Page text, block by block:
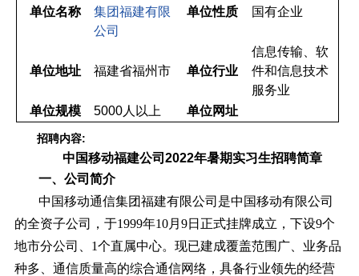
单位名称
集团福建有限
公司
单位性质 国有企业
单位地址 福建省福州市 单位行业
信息传输、软
件和信息技术
服务业
单位规模
5000人以上 单位网址
招聘内容:
中国移动福建公司 2022年暑期实习生招聘简章
一、公司简介
中国移动通信集团福建有限公司是中国移动有限公司
的全资子公司，于1999年10月9日正式挂牌成立，下设9个
地市分公司、1个直属中心。现已建成覆盖范围广、业务品
种多、通信质量高的综合通信网络，具备行业领先的经营